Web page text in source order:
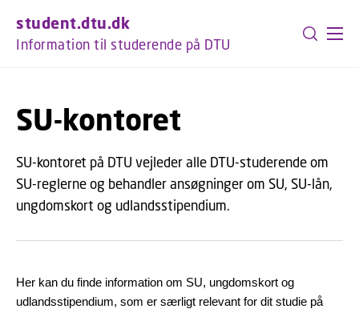
student.dtu.dk
Information til studerende på DTU
SU-kontoret
SU-kontoret på DTU vejleder alle DTU-studerende om
SU-reglerne og behandler ansøgninger om SU, SU-lån,
ungdomskort og udlandsstipendium.
Her kan du finde information om SU, ungdomskort og
udlandsstipendium, som er særligt relevant for dit studie på